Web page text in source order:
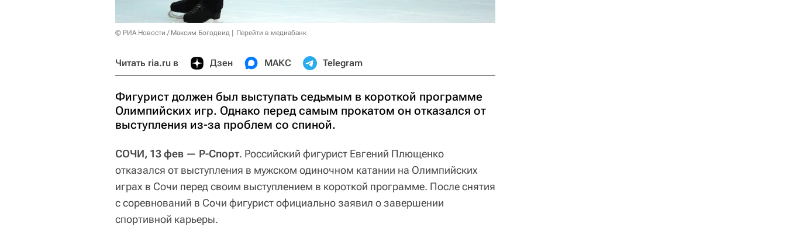
© РИА Новости / Максим Богодвид Перейти в медиабанк
Читать ria.ru в Дзен МАКС Telegram
Фигурист должен был выступать седьмым в короткой программе
Олимпийских игр. Однако перед самым прокатом он отказался от
выступления из-за проблем со спиной.
СОЧИ, 13 фев — Р-Спорт. Российский фигурист Евгений Плющенко
отказался от выступления в мужском одиночном катании на Олимпийских
играх в Сочи перед своим выступлением в короткой программе. После снятия
с соревнований в Сочи фигурист официально заявил о завершении
спортивной карьеры.